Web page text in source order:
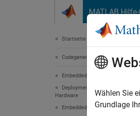
MATLAB
Startseite der Dokumentation
Codegenerierung
Embedded Coder
Deployment, Integration, and
Hardware
Embedded Coder Supported
Wählen Sie
Grundlage